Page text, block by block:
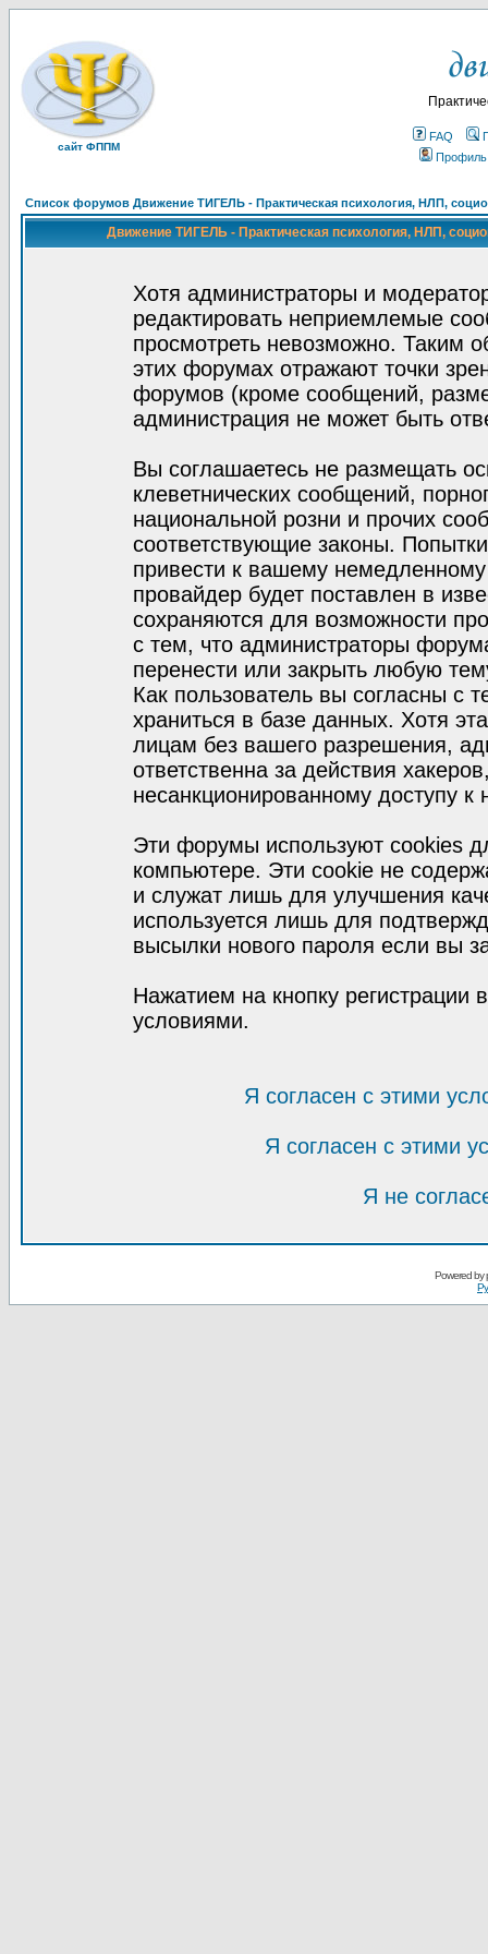
сайт ФППМ
FAQ
Профиль
Список форумов Движение ТИГЕЛЬ - Практическая психология, НЛП,
Движение ТИГЕЛЬ - Практическая психология, НЛП,
Хотя администраторы и
редактировать неприемлемые
просмотреть невозможно. Таким
этих форумах отражают точки
форумов (кроме сообщений,
администрация не может быть
Вы соглашаетесь не размещать
клеветнических сообщений,
национальной розни и прочих
соответствующие законы.
привести к вашему
провайдер будет поставлен в
сохраняются для возможности
с тем, что администраторы
перенести или закрыть любую
Как пользователь вы согласны с
храниться в базе данных. Хотя
лицам без вашего разрешения,
ответственна за действия
несанкционированному доступу к
Эти форумы используют cookies
компьютере. Эти cookie не
и служат лишь для улучшения
используется лишь для
высылки нового пароля если вы
Нажатием на кнопку регистрации
условиями.
Я согласен с этими
Я согласен с этими
Я не
Powered by